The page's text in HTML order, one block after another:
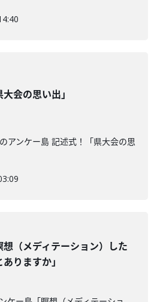
大会の思い出」
アンケー島 記述式！「県大会の思
想（メディテーション）した
ありますか」